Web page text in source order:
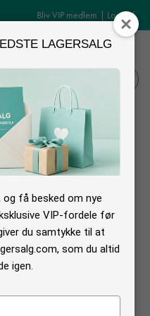
Bliv VIP medlem | Log ind
MENU
de valgte filtre
som har taget danskerne med
LAGERSALG
og få besked om nye
VIP-fordele før
du samtykke til at
som du altid
igen.